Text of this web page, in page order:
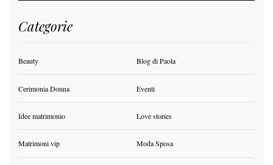
Categorie
Beauty Blog di Paola
Cerimonia Donna Eventi
Idee matrimonio Love stories
Matrimoni vip Moda Sposa